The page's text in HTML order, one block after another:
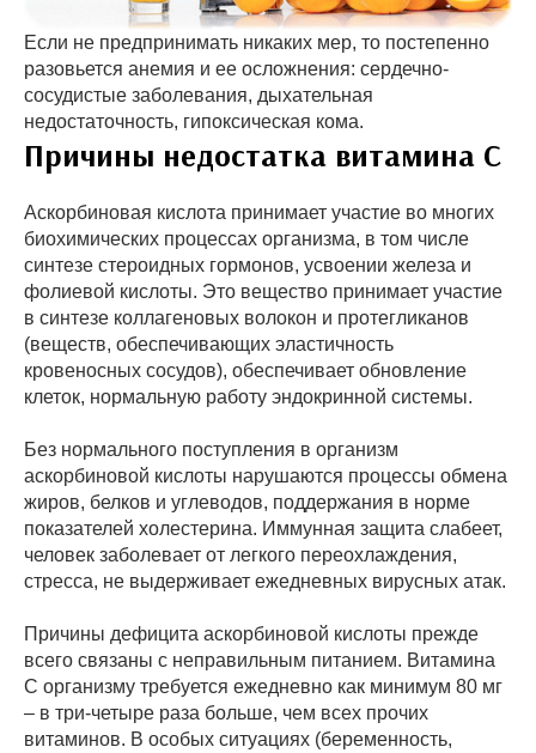
Если не предпринимать никаких мер, то постепенно
разовьется анемия и ее осложнения: сердечно-
сосудистые заболевания, дыхательная
недостаточность, гипоксическая кома.
Причины недостатка витамина С
Аскорбиновая кислота принимает участие во многих
биохимических процессах организма, в том числе
синтезе стероидных гормонов, усвоении железа и
фолиевой кислоты. Это вещество принимает участие
в синтезе коллагеновых волокон и протегликанов
(веществ, обеспечивающих эластичность
кровеносных сосудов), обеспечивает обновление
клеток, нормальную работу эндокринной системы.
Без нормального поступления в организм
аскорбиновой кислоты нарушаются процессы обмена
жиров, белков и углеводов, поддержания в норме
показателей холестерина. Иммунная защита слабеет,
человек заболевает от легкого переохлаждения,
стресса, не выдерживает ежедневных вирусных атак.
Причины дефицита аскорбиновой кислоты прежде
всего связаны с неправильным питанием. Витамина
С организму требуется ежедневно как минимум 80 мг
– в три-четыре раза больше, чем всех прочих
витаминов. В особых ситуациях (беременность,